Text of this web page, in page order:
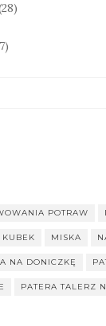
POTRAW
KUBEK MISKA
NA DONICZKĘ
PATERA TALERZ